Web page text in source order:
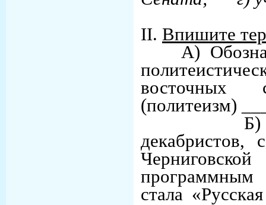
II. Впишите
А)
восточных
(политеизм)
Б)
декабристов,
программным
стала